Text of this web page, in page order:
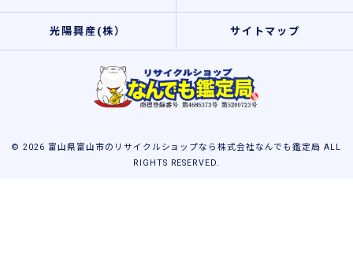
光陽興産(株） サイトマップ
© 2026 富山県富山市のリサイクルショップなら株式会社なんでも鑑定局 ALL
RIGHTS RESERVED.